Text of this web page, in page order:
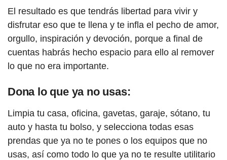
El resultado es que tendrás libertad para vivir y
disfrutar eso que te llena y te infla el pecho de amor,
orgullo, inspiración y devoción, porque a final de
cuentas habrás hecho espacio para ello al remover
lo que no era importante.
Dona lo que ya no usas:
Limpia tu casa, oficina, gavetas, garaje, sótano, tu
auto y hasta tu bolso, y selecciona todas esas
prendas que ya no te pones o los equipos que no
usas, así como todo lo que ya no te resulte utilitario